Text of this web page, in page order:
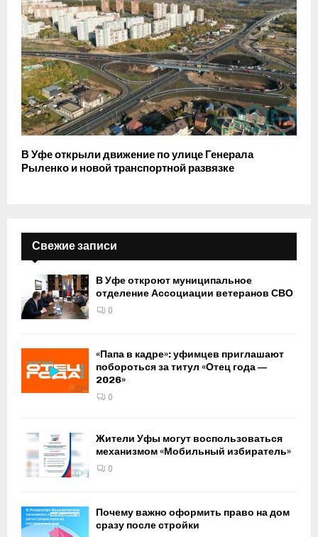
В Уфе открыли движение по улице Генерала
Рыленко и новой транспортной развязке
Свежие записи
В Уфе откроют муниципальное
отделение Ассоциации ветеранов СВО
0
«Папа в кадре»: уфимцев приглашают
побороться за титул «Отец года —
2026»
0
Жители Уфы могут воспользоваться
механизмом «Мобильный избиратель»
0
Почему важно оформить право на дом
сразу после стройки